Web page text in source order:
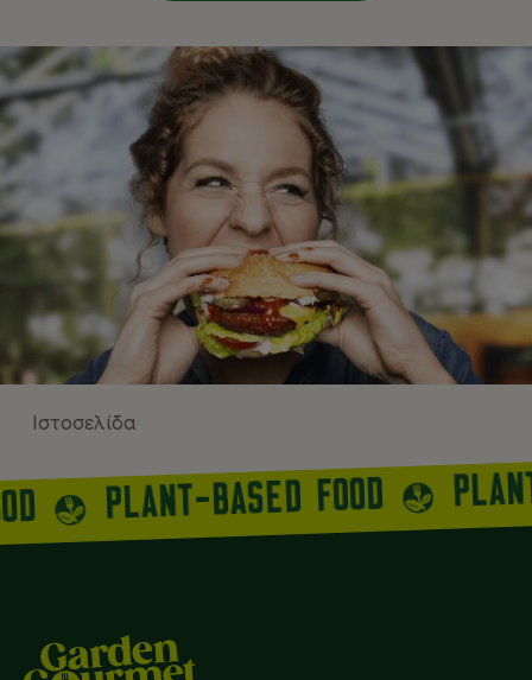
Ιστοσελίδα
PLANT-BASED FOOD